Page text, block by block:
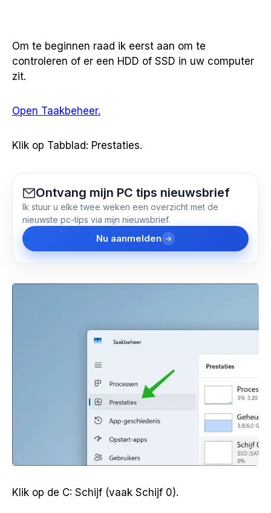
Om te beginnen raad ik eerst aan om te
controleren of er een HDD of SSD in uw computer
zit.
Open Taakbeheer.
Klik op Tabblad: Prestaties.
Ontvang mijn PC tips nieuwsbrief
Ik stuur u elke twee weken een overzicht met de
nieuwste pc-tips via mijn nieuwsbrief.
Nu aanmelden
Klik op de C: Schijf (vaak Schijf 0).